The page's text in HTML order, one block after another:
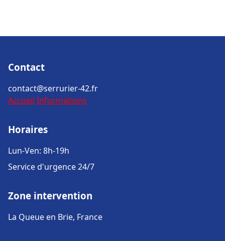
Contact
contact@serrurier-42.fr
Accueil Informations
Horaires
Lun-Ven: 8h-19h
Service d'urgence 24/7
Zone intervention
La Queue en Brie, France